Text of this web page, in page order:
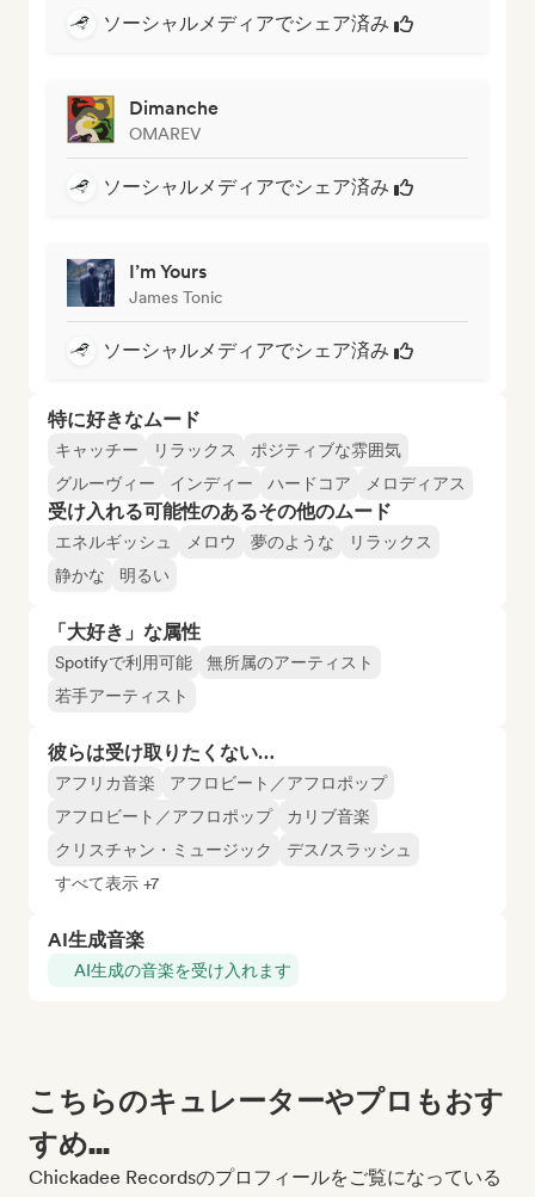
ソーシャルメディアでシェア済み
Dimanche
OMAREV
ソーシャルメディアでシェア済み
I’m Yours
James Tonic
ソーシャルメディアでシェア済み
特に好きなムード
キャッチー リラックス
ポジティブな雰囲気
グルーヴィー
インディー ハードコア メロディアス
受け入れる可能性のあるその他のムード
エネルギッシュ メロウ 夢のような
リラックス
静かな
明るい
「大好き」な属性
Spotifyで利用可能
無所属のアーティスト
若手アーティスト
彼らは受け取りたくない…
アフリカ音楽
アフロビート／アフロポップ
アフロビート／アフロポップ
カリブ音楽
クリスチャン・ミュージック
デス/スラッシュ
すべて表示 +7
AI生成音楽
AI生成の音楽を受け入れます
こちらのキュレーターやプロもおす
すめ...
Chickadee Recordsのプロフィールをご覧になっている